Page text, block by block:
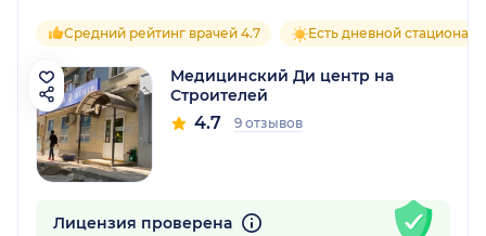
Средний рейтинг врачей 4.7 Есть дневной стационар
Медицинский Ди центр на
Строителей
4.7 9 отзывов
Лицензия проверена